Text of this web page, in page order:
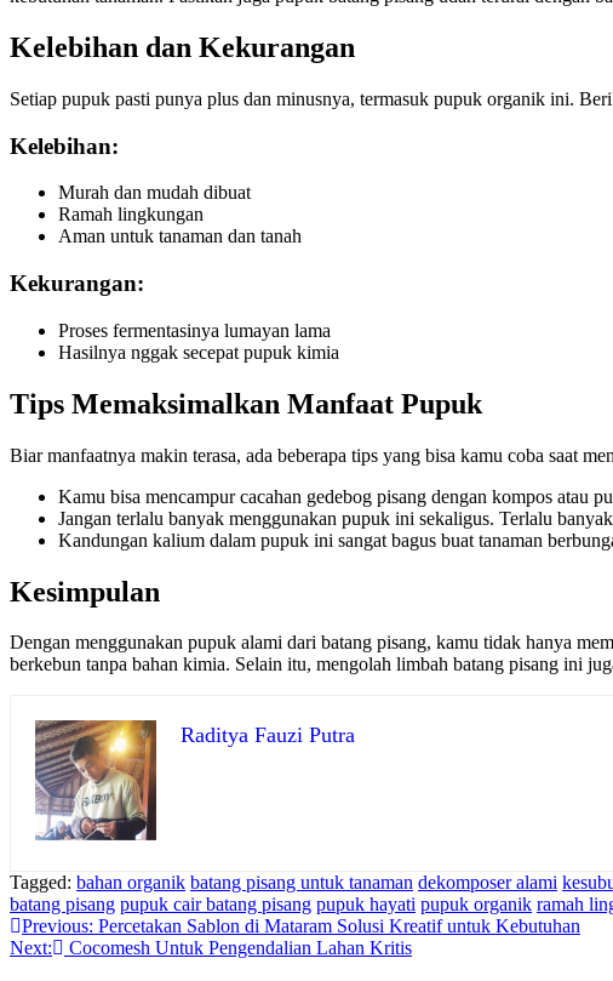
Kelebihan dan Kekurangan
Setiap pupuk pasti punya plus dan minusnya, termasuk pupuk organik ini.
Kelebihan:
Murah dan mudah dibuat
Ramah lingkungan
Aman untuk tanaman dan tanah
Kekurangan:
Proses fermentasinya lumayan lama
Hasilnya nggak secepat pupuk kimia
Tips Memaksimalkan Manfaat Pupuk
Biar manfaatnya makin terasa, ada beberapa tips yang bisa kamu coba saat
Kamu bisa mencampur cacahan gedebog pisang dengan kompos atau
Jangan terlalu banyak menggunakan pupuk ini sekaligus. Terlalu
Kandungan kalium dalam pupuk ini sangat bagus buat tanaman
Kesimpulan
Dengan menggunakan pupuk alami dari batang pisang, kamu tidak hanya
berkebun tanpa bahan kimia. Selain itu, mengolah limbah batang pisang ini
Raditya Fauzi Putra
Tagged: bahan organik batang pisang untuk tanaman dekomposer alami
batang pisang pupuk cair batang pisang pupuk hayati pupuk organik ramah
Navigasi
pos
Previous: Percetakan Sablon di Mataram Solusi Kreatif untuk Kebutuhan
Next:
Cocomesh Untuk Pengendalian Lahan Kritis